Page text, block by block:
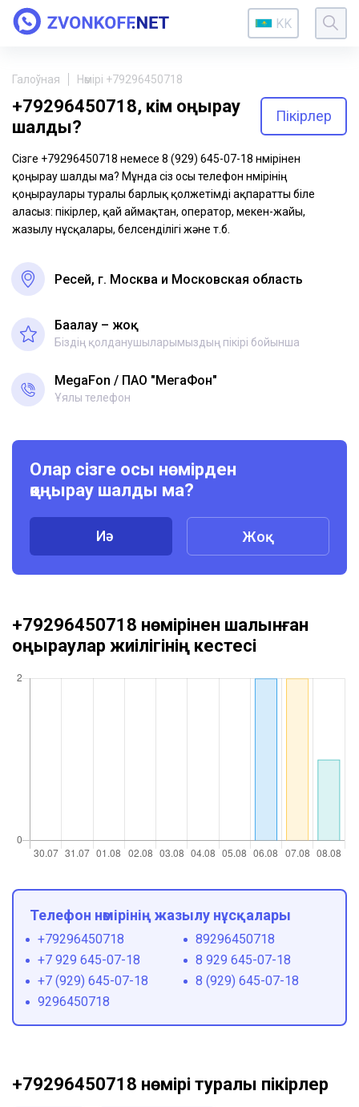
KK
Галоўная Нөмірі +79296450718
+79296450718, кім қоңырау
шалды?
Пікірлер
Сізге +79296450718 немесе 8 (929) 645-07-18 нөмірінен
қоңырау шалды ма? Мұнда сіз осы телефон нөмірінің
қоңыраулары туралы барлық қолжетімді ақпаратты біле
аласыз: пікірлер, қай аймақтан, оператор, мекен-жайы,
жазылу нұсқалары, белсенділігі және т.б.
Ресей, г. Москва и Московская область
Бағалау – жоқ
Біздің қолданушыларымыздың пікірі бойынша
MegaFon ПАО "МегаФон"
Ұялы телефон
Олар сізге осы нөмірден
қоңырау шалды ма?
Иә Жоқ
+79296450718 нөмірінен шалынған
қоңыраулар жиілігінің кестесі
Телефон нөмірінің жазылу нұсқалары
+79296450718
89296450718
+7 929 645-07-18
8 929 645-07-18
+7 (929) 645-07-18
8 (929) 645-07-18
9296450718
+79296450718 нөмірі туралы пікірлер